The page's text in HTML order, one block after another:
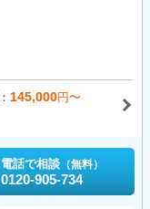
145,000円〜
電話で相談 （無料）
0120-905-734